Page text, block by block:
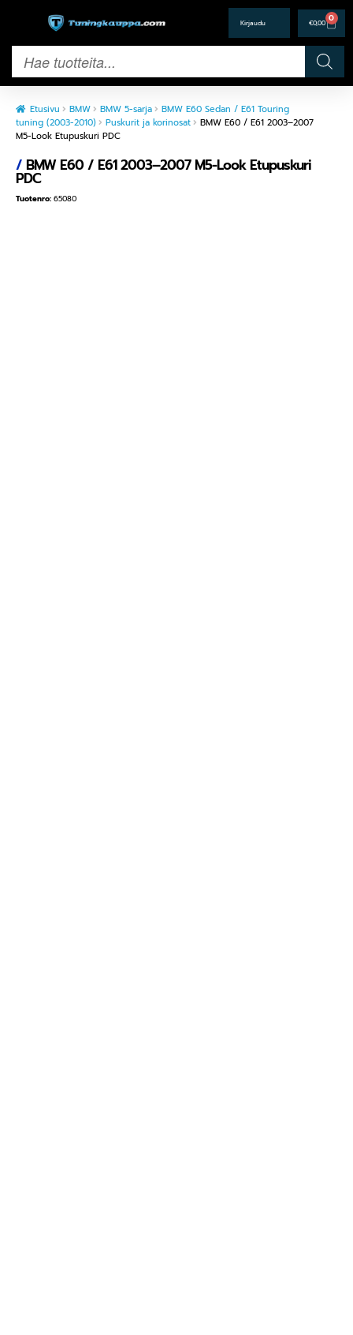
€0,00 0
Etusivu BMW BMW 5-sarja
BMW E60 Sedan / E61 Touring
tuning (2003-2010)
Puskurit ja korinosat
BMW E60 / E61 2003–2007
M5-Look Etupuskuri PDC
/BMW E60 / E61 2003–2007 M5-Look Etupuskuri
PDC
Tuotenro: 65080